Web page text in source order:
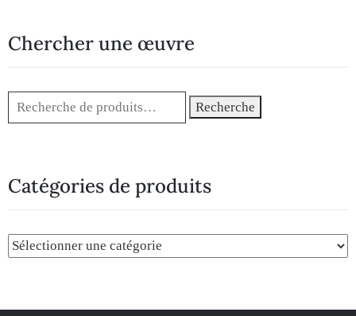
Chercher une œuvre
Recherche
Catégories de produits